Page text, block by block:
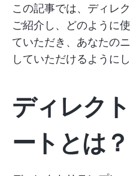
この記事では、ディレ
ご紹介し、どのように
ていただき、あなたの
していただけるようにし
ディレク
ートとは？